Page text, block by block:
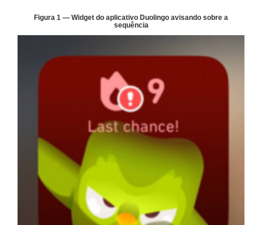
Figura 1 — Widget do aplicativo Duolingo avisando sobre a
sequência